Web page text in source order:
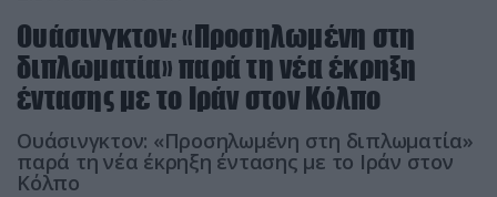
Ουάσινγκτον: «Προσηλωμένη στη
διπλωματία» παρά τη νέα έκρηξη
έντασης με το Ιράν στον Κόλπο
Ουάσινγκτον: «Προσηλωμένη στη διπλωματία»
παρά τη νέα έκρηξη έντασης με το Ιράν στον
Κόλπο